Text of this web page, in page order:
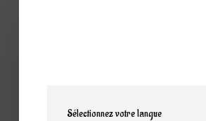
Sélectionnez votre langue